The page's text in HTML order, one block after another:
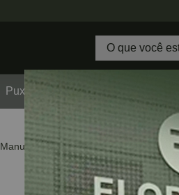
Puxadores
Manuais Cremona